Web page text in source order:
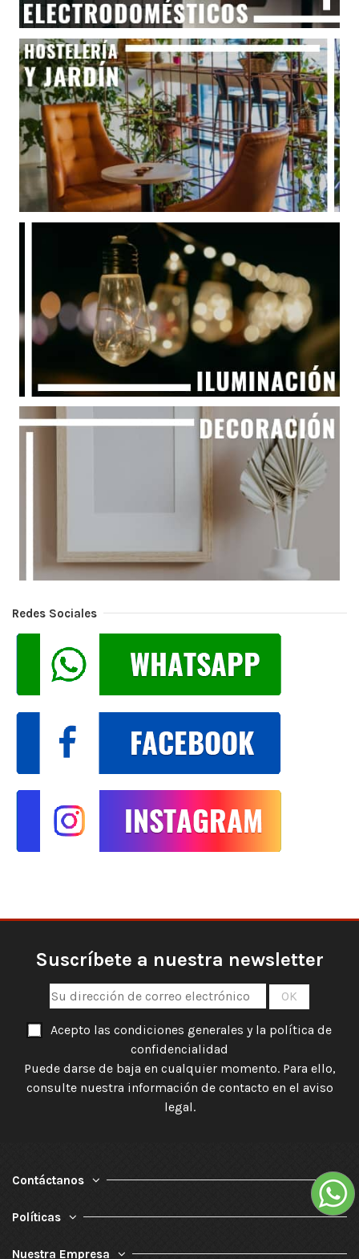
Redes Sociales
Suscríbete a nuestra newsletter
Acepto las condiciones generales y la política de
confidencialidad
Puede darse de baja en cualquier momento. Para ello,
consulte nuestra información de contacto en el aviso
legal.
Contáctanos
Políticas
Nuestra Empresa